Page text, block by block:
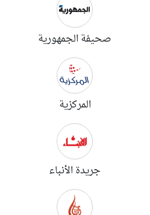
صحيفة الجمهورية
المركزية
جريدة الأنباء